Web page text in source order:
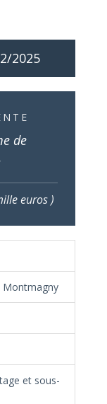
2025
de
euros )
Montmagny
et sous-